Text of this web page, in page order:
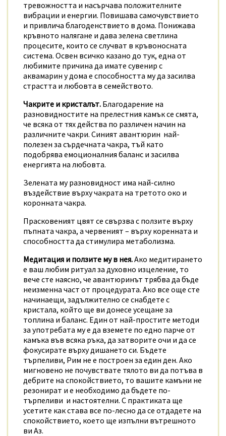
тревожността и насърчава положителните
вибрации и енергии. Повишава самочувствието
и привлича благоденствието в дома. Понижава
кръвното налягане и дава зелена светлина
процесите, които се случват в кръвоносната
система. Освен всичко казано до тук, една от
любимите причина да имате сувенир с
аквамарин у дома е способността му да засилва
страстта и любовта в семейството.
Чакрите и кристалът. Благодарение на
разновидностите на прелестния камък се смята,
че всяка от тях действа по различен начин на
различните чакри. Синият авантюрин най-
полезен за сърдечната чакра, тъй като
подобрява емоционалния баланс и засилва
енергията на любовта.
Зелената му разновидност има най-силно
въздействие върху чакрата на третото око и
коронната чакра.
Прасковеният цвят се свързва с ползите върху
пъпната чакра, а червеният – върху коренната и
способността да стимулира метаболизма.
Медитация и ползите му в нея.Ако медитирането
е ваш любим ритуал за духовно изцеление, то
вече сте наясно, че авантюринът трябва да бъде
неизменна част от процедурата. Ако все още сте
начинаещи, задължително се снабдете с
кристала, който ще ви донесе усещане за
топлина и баланс. Един от най-простите методи
за употребата му е да вземете по едно парче от
камъка във всяка ръка, да затворите очи и да се
фокусирате върху дишането си. Бъдете
търпеливи, Рим не е построен за един ден. Ако
мигновено не почувствате тялото ви да потъва в
дебрите на спокойствието, то вашите камъни не
резонират и е необходимо да бъдете по-
търпеливи и настоятелни. С практиката ще
усетите как става все по-лесно да се отдадете на
спокойствието, което ще изпълни вътрешното
ви Аз.